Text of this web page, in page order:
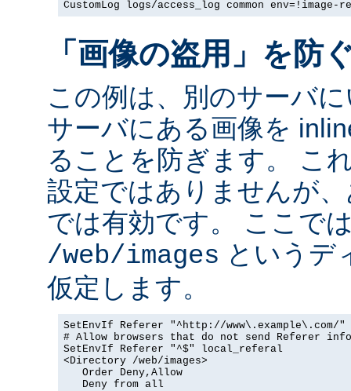
CustomLog logs/access_log common env=!image-
「画像の盗用」を防
この例は、別のサーバ
サーバにある画像を
ることを防ぎます。 こ
設定ではありませんが
では有効です。 ここで
/web/images というデ
仮定します。
SetEnvIf Referer "^http://
# Allow browsers that do not send Referer info
SetEnvIf Referer "^$" local_referal
<Directory /web/images>
   Order Deny,Allow
   Deny from all